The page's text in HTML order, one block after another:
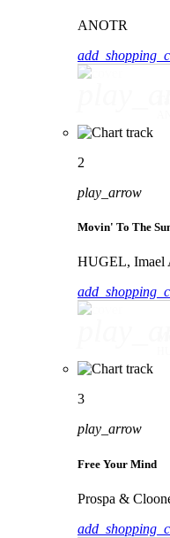
ANOTR
2
play_arrow
Movin' To The
HUGEL, Imael
3
play_arrow
Free Your Mind
Prospa &